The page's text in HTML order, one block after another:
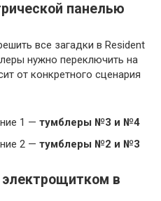
панелью
все загадки в Resident
нужно переключить на
от конкретного сценария
1 — тумблеры №3 и №4
2 — тумблеры №2 и №3
в